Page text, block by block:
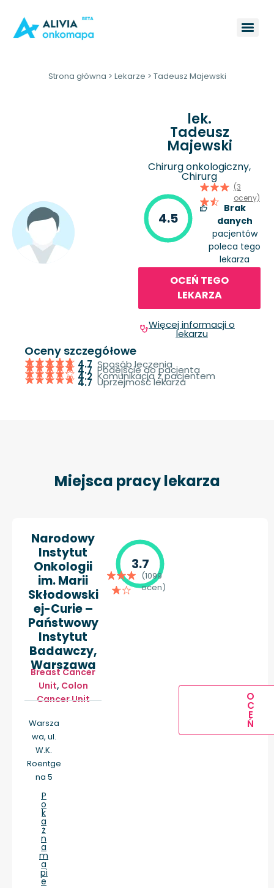
Strona główna > Lekarze > Tadeusz Majewski
lek.
Tadeusz
Majewski
Chirurg onkologiczny,
Chirurg
4.5
(3
oceny)
Brak
danych
pacjentów
poleca tego
lekarza
OCEŃ TEGO
LEKARZA
Więcej informacji o
lekarzu
Oceny szczegółowe
4.7 Sposób leczenia
4.7 Podejście do pacjenta
4.2 Komunikacja z pacjentem
4.7 Uprzejmość lekarza
Miejsca pracy lekarza
Narodowy
Instytut
Onkologii
im. Marii
Skłodowski
ej-Curie –
Państwowy
Instytut
Badawczy,
Warszawa
Breast Cancer
Unit, Colon
Cancer Unit
Warsza
wa, ul.
W.K.
Roentge
na 5
P
o
k
a
ż
n
a
m
a
pi
e
3.7
(1099
ocen)
O
C
E
Ń